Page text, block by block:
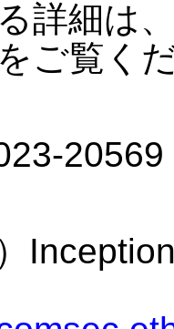
詳細は、
ご覧く
Inception